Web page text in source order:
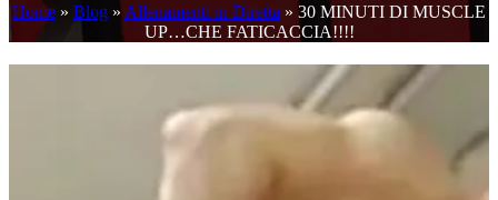
Home » Blog » Allenamenti in Diretta » 30 MINUTI DI MUSCLE
UP…CHE FATICACCIA!!!!